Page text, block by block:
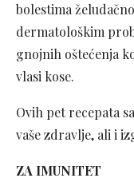
bolestima
dermatološkim
gnojnih oštećenja
vlasi kose.
Ovih pet recepata
vaše zdravlje, ali i
ZA IMUNITET